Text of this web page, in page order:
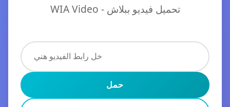
WIA Video - تحميل فيديو ببلاش
حمل